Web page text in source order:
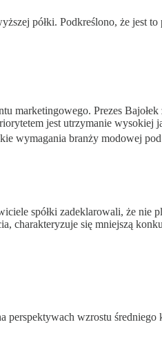
półki. Podkreślono, że jest
marketingowego. Prezes
jest utrzymanie wysokiej
wymagania branży modowej
spółki zadeklarowali, że nie
charakteryzuje się mniejszą
wzrostu